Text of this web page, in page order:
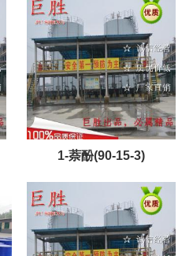
1-萘酚(90-15-3)